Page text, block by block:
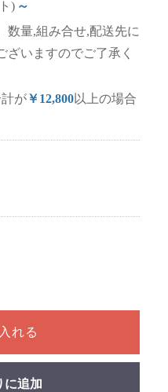
) ～
量,組み合せ,配送先に
ざいますのでご了承く
が￥12,800以上の場合
さい
れる
に追加